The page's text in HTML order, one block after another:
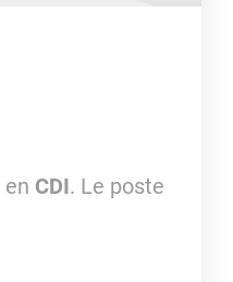
en CDI. Le poste